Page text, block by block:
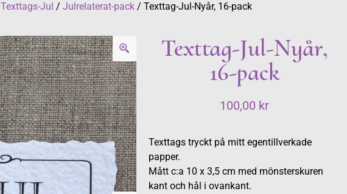
Texttags-Jul / Julrelaterat-pack/ Texttag-Jul-Nyår, 16-pack
Texttag-Jul-Nyår,
16-pack
100,00 kr
Texttags tryckt på mitt egentillverkade
papper.
Mått c:a 10 x 3,5 cm med mönsterskuren
kant och hål i ovankant.